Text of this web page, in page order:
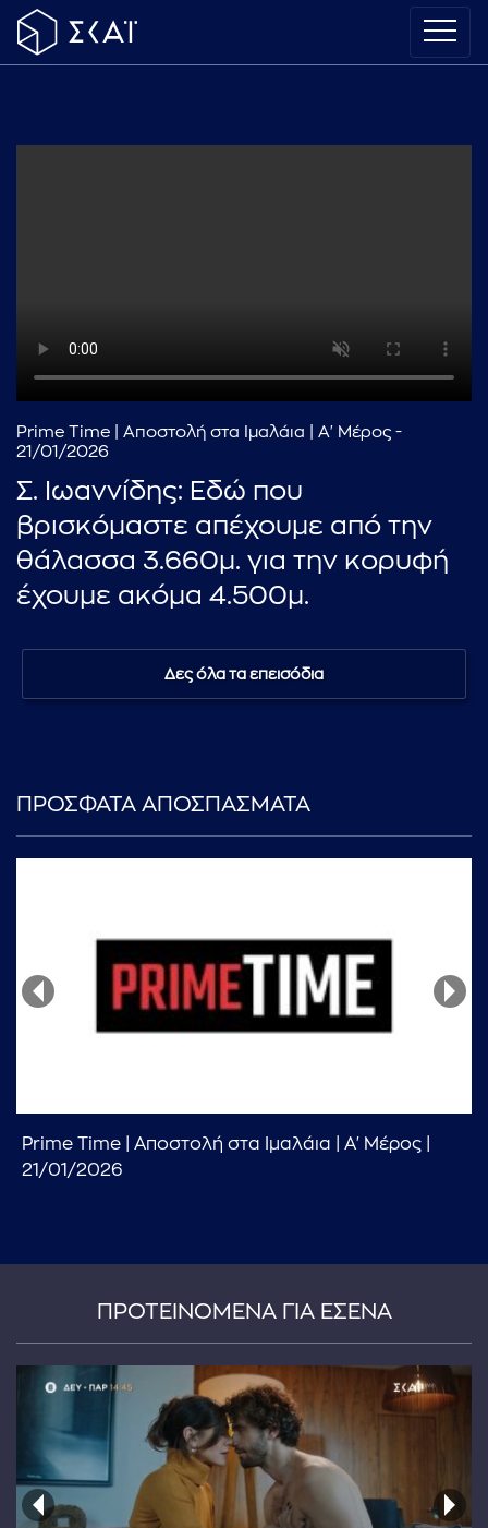
...πληκτρολογήστε κείμενο προς αναζήτηση
Prime Time | Αποστολή στα Ιμαλάια | Α' Μέρος -
21/01/2026
Σ. Ιωαννίδης: Εδώ που
βρισκόμαστε απέχουμε από την
θάλασσα 3.660μ. για την κορυφή
έχουμε ακόμα 4.500μ.
Δες όλα τα επεισόδια
ΠΡΟΣΦΑΤΑ ΑΠΟΣΠΑΣΜΑΤΑ
Prime Time | Αποστολή στα Ιμαλάια | Α' Μέρος |
21/01/2026
ΠΡΟΤΕΙΝΟΜΕΝΑ ΓΙΑ ΕΣΕΝΑ